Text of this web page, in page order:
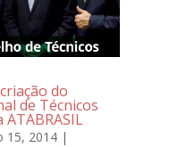
do
de Técnicos
15, 2014 |